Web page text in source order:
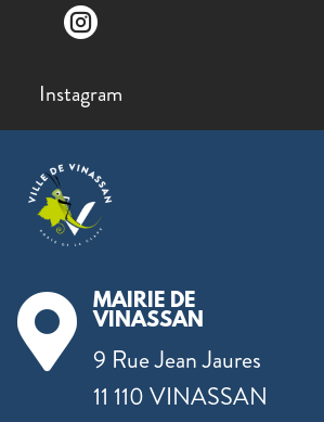

Instagram

MAIRIE DE
VINASSAN
9 Rue Jean Jaures
11 110 VINASSAN